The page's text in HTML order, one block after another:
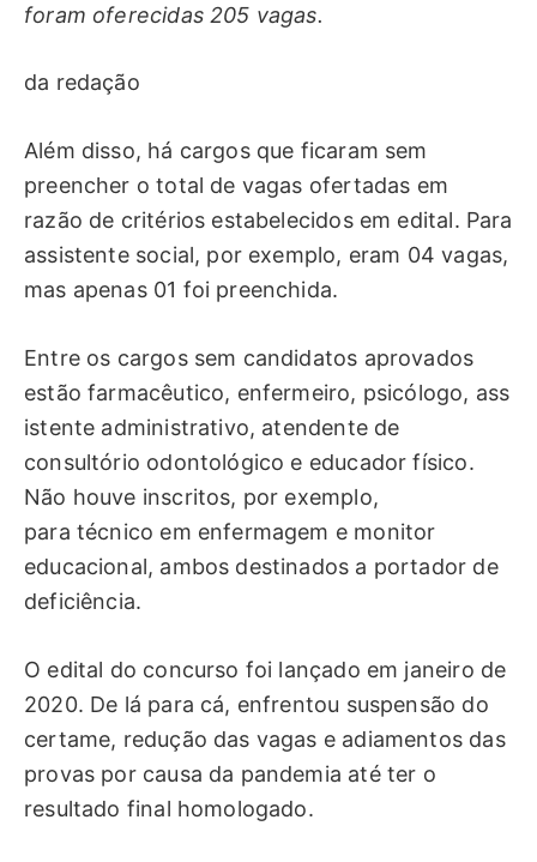
foram oferecidas 205 vagas.
da redação
Além disso, há cargos que ficaram sem
preencher o total de vagas ofertadas em
razão de critérios estabelecidos em edital. Para
assistente social, por exemplo, eram 04 vagas,
mas apenas 01 foi preenchida.
Entre os cargos sem candidatos aprovados
estão farmacêutico, enfermeiro, psicólogo, ass
istente administrativo, atendente de
consultório odontológico e educador físico.
Não houve inscritos, por exemplo,
para técnico em enfermagem e monitor
educacional, ambos destinados a portador de
deficiência.
O edital do concurso foi lançado em janeiro de
2020. De lá para cá, enfrentou suspensão do
certame, redução das vagas e adiamentos das
provas por causa da pandemia até ter o
resultado final homologado.